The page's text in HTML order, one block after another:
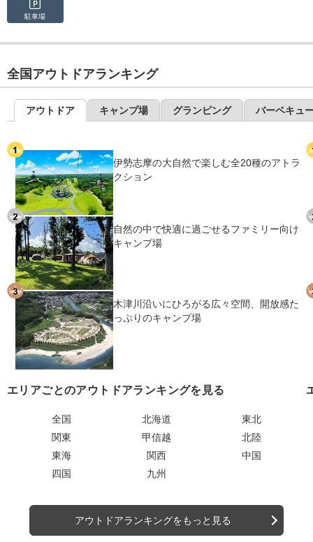
駐車場
全国アウトドアランキング
アウトドア キャンプ場 グランピング バーベキュ
伊勢志摩の大自然で楽しむ全20種のアトラ
クション
自然の中で快適に過ごせるファミリー向け
キャンプ場
木津川沿いにひろがる広々空間、開放感た
っぷりのキャンプ場
エリアごとのアウトドアランキングを見る
全国 北海道
東北
関東
甲信越
北陸
東海
関西
中国
四国
九州
アウトドアランキングをもっと見る